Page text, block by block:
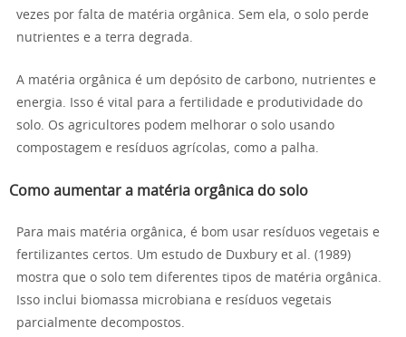
vezes por falta de matéria orgânica. Sem ela, o solo perde
nutrientes e a terra degrada.
A matéria orgânica é um depósito de carbono, nutrientes e
energia. Isso é vital para a fertilidade e produtividade do
solo. Os agricultores podem melhorar o solo usando
compostagem e resíduos agrícolas, como a palha.
Como aumentar a matéria orgânica do solo
Para mais matéria orgânica, é bom usar resíduos vegetais e
fertilizantes certos. Um estudo de Duxbury et al. (1989)
mostra que o solo tem diferentes tipos de matéria orgânica.
Isso inclui biomassa microbiana e resíduos vegetais
parcialmente decompostos.